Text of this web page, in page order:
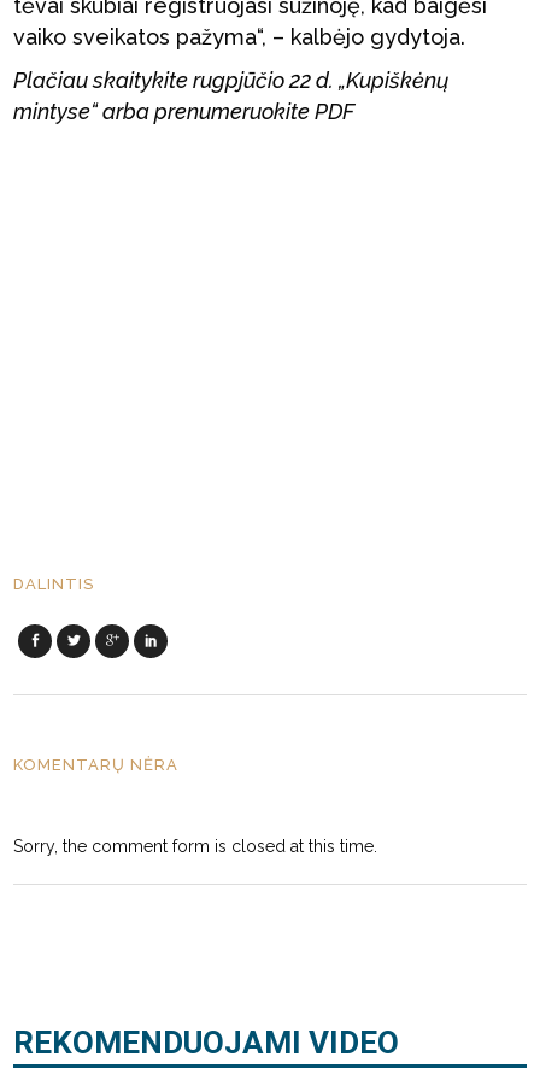
tėvai skubiai registruojasi sužinoję, kad baigėsi
vaiko sveikatos pažyma“, – kalbėjo gydytoja.
Plačiau skaitykite rugpjūčio 22 d. „Kupiškėnų
mintyse“ arba prenumeruokite PDF
DALINTIS
KOMENTARŲ NĖRA
Sorry, the comment form is closed at this time.
REKOMENDUOJAMI VIDEO